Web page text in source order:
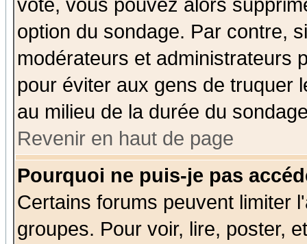
voté, vous pouvez alors
option du sondage. Par contre,
modérateurs et administrateurs
pour éviter aux gens de truquer
au milieu de la durée du
Revenir en haut de page
Pourquoi ne puis-je pas
Certains forums peuvent limiter
groupes. Pour voir, lire, poster,